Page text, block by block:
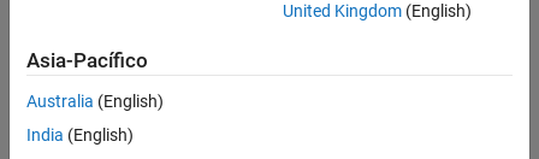
United Kingdom(English)
Asia-Pacífico
Australia (English)
India (English)